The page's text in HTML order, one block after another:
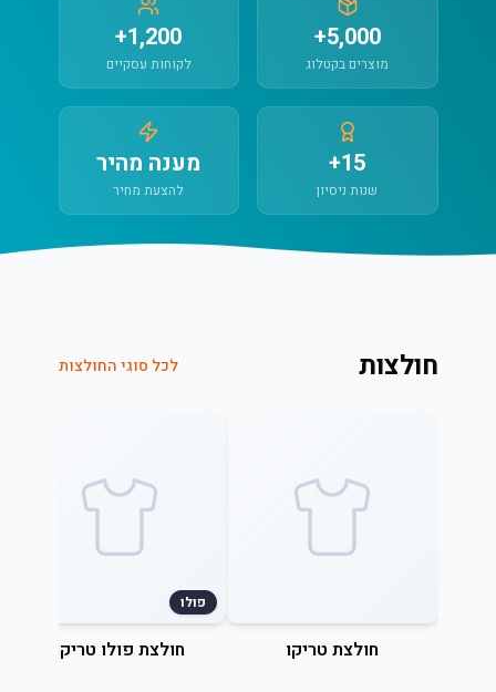
5,000+
מוצרים בקטלוג
1,200+
לקוחות עסקיים
15+
שנות ניסיון
מענה מהיר
להצעת מחיר
חולצות לכל סוגי החולצות
חולצת טריקו
פולו
חולצת פולו טריקו